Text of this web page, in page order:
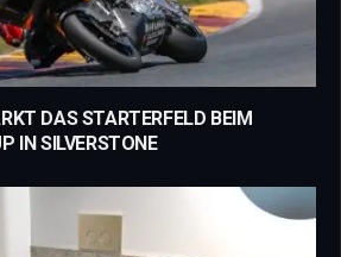
DAS STARTERFELD BEIM
IN SILVERSTONE